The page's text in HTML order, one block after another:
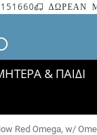
ΔΩΡΕΑΝ
& ΠΑΙΔΙ
Bάσει ΦΕΚ
Red Omega, w/